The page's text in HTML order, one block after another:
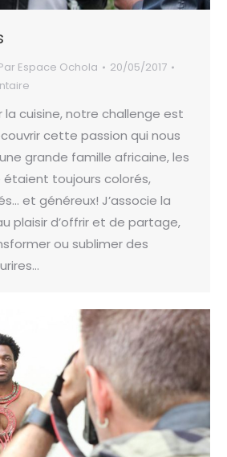
Espace Ochola
20/05/2017
la cuisine, notre challenge est
cette passion qui nous
grande famille africaine, les
toujours colorés,
et généreux! J’associe la
plaisir d’offrir et de partage,
ou sublimer des